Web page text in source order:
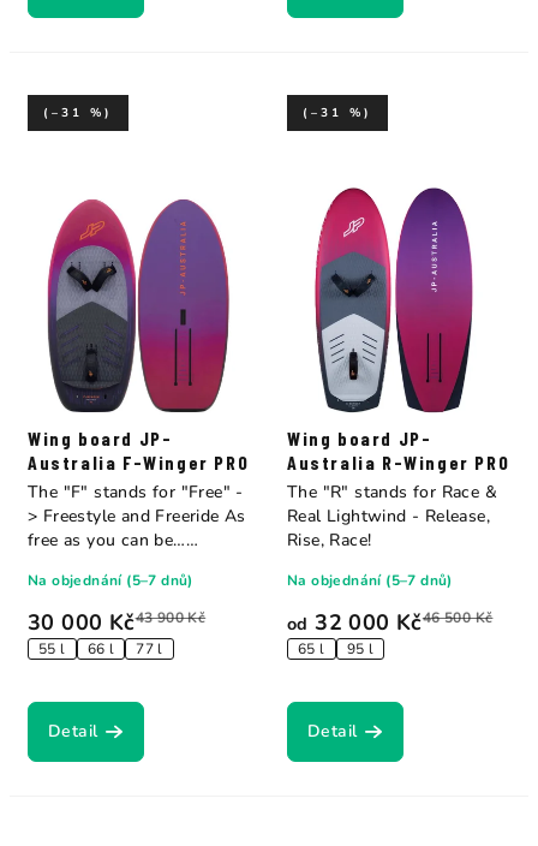
Wing board JP-
Australia F-Winger PRO
30 000 Kč43 900 Kč
(–31 %)
55 l 66 l 77 l
Na objednání (5–7 dnů)
Detail
The "F" stands for "Free" -
> Freestyle and Freeride As
free as you can be…
Wing board JP-
Australia R-Winger PRO
od 32 000 Kč46 500 Kč
(–31 %)
65 l 95 l
Na objednání (5–7 dnů)
Detail
The "R" stands for Race &
Real Lightwind - Release,
Rise, Race!